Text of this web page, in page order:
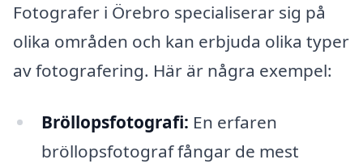
Fotografer i Örebro specialiserar sig på
olika områden och kan erbjuda olika typer
av fotografering. Här är några exempel:
Bröllopsfotografi: En erfaren
bröllopsfotograf fångar de mest